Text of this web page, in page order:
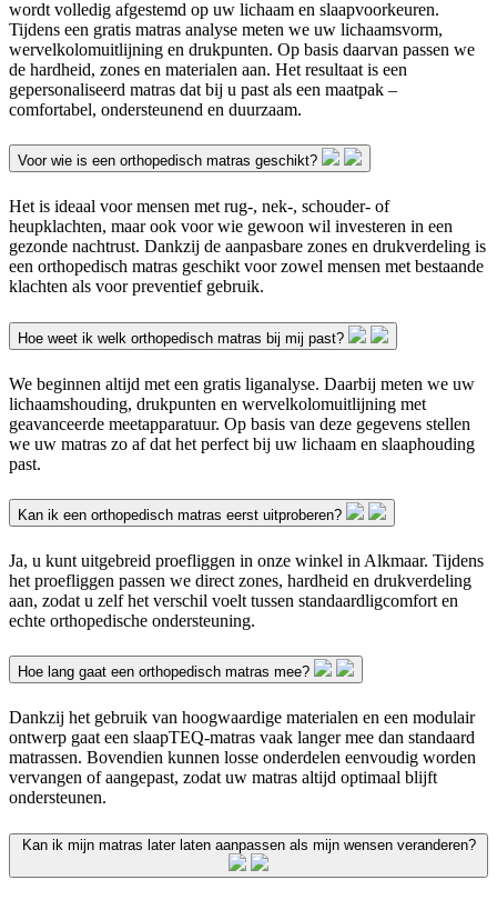
wordt volledig afgestemd op uw lichaam en slaapvoorkeuren.
Tijdens een gratis matras analyse meten we uw lichaamsvorm,
wervelkolomuitlijning en drukpunten. Op basis daarvan passen we
de hardheid, zones en materialen aan. Het resultaat is een
gepersonaliseerd matras dat bij u past als een maatpak –
comfortabel, ondersteunend en duurzaam.
Voor wie is een orthopedisch matras geschikt?
Het is ideaal voor mensen met rug-, nek-, schouder- of
heupklachten, maar ook voor wie gewoon wil investeren in een
gezonde nachtrust. Dankzij de aanpasbare zones en drukverdeling is
een orthopedisch matras geschikt voor zowel mensen met bestaande
klachten als voor preventief gebruik.
Hoe weet ik welk orthopedisch matras bij mij past?
We beginnen altijd met een gratis liganalyse. Daarbij meten we uw
lichaamshouding, drukpunten en wervelkolomuitlijning met
geavanceerde meetapparatuur. Op basis van deze gegevens stellen
we uw matras zo af dat het perfect bij uw lichaam en slaaphouding
past.
Kan ik een orthopedisch matras eerst uitproberen?
Ja, u kunt uitgebreid proefliggen in onze winkel in Alkmaar. Tijdens
het proefliggen passen we direct zones, hardheid en drukverdeling
aan, zodat u zelf het verschil voelt tussen standaardligcomfort en
echte orthopedische ondersteuning.
Hoe lang gaat een orthopedisch matras mee?
Dankzij het gebruik van hoogwaardige materialen en een modulair
ontwerp gaat een slaapTEQ-matras vaak langer mee dan standaard
matrassen. Bovendien kunnen losse onderdelen eenvoudig worden
vervangen of aangepast, zodat uw matras altijd optimaal blijft
ondersteunen.
Kan ik mijn matras later laten aanpassen als mijn wensen veranderen?